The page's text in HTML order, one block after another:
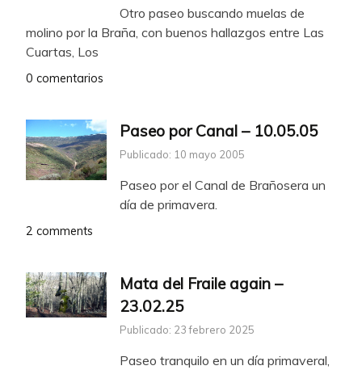
Otro paseo buscando muelas de
molino por la Braña, con buenos hallazgos entre Las
Cuartas, Los
0 comentarios
Paseo por Canal – 10.05.05
Publicado: 10 mayo 2005
Paseo por el Canal de Brañosera un
día de primavera.
2 comments
Mata del Fraile again –
23.02.25
Publicado: 23 febrero 2025
Paseo tranquilo en un día primaveral,